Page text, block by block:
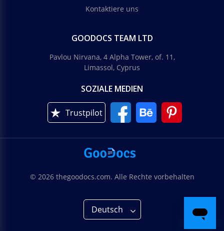
Kontaktiere uns
GOODOCS TEAM LTD
Pavlou Nirvana, 4 Alpha Tower, of. 11,
Limassol, Cyprus
SOZIALE MEDIEN
Trustpilot
© 2026 thegoodocs.com. Alle Rechte vorbehalten
Deutsch